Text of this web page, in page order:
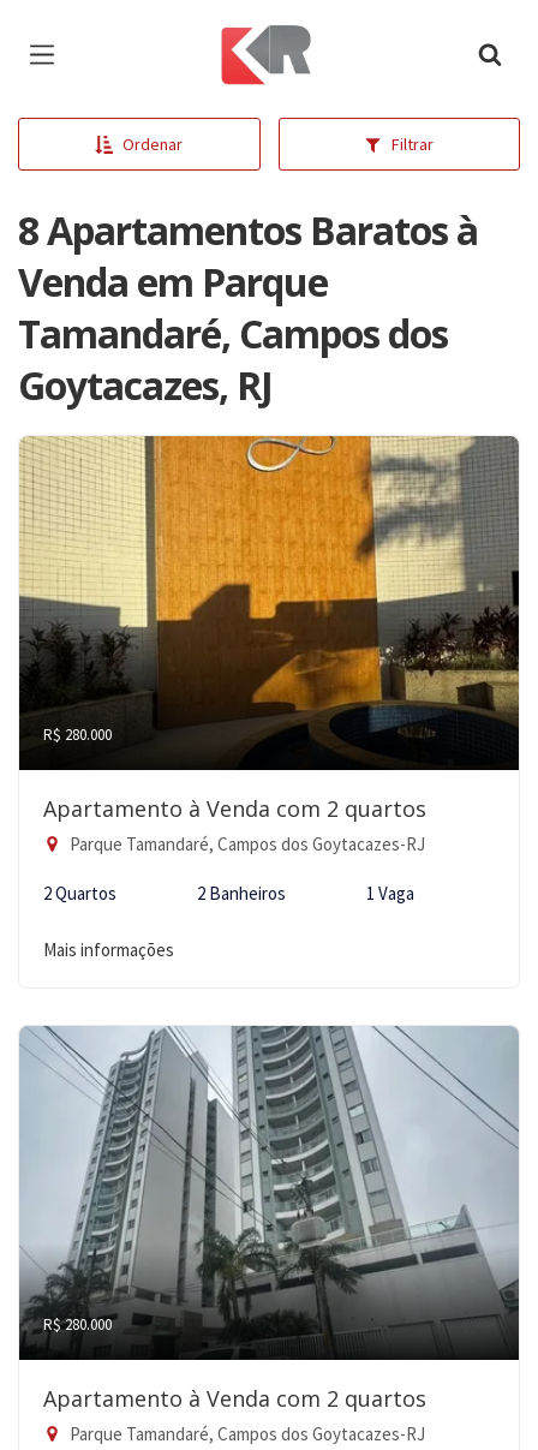
Página inicial
Ordenar Filtrar
8 Apartamentos Baratos à
Venda em Parque
Tamandaré, Campos dos
Goytacazes, RJ
R$ 280.000
Apartamento à Venda com 2 quartos
Parque Tamandaré, Campos dos Goytacazes-RJ
2 Quartos 2 Banheiros 1 Vaga
Mais informações
R$ 280.000
Apartamento à Venda com 2 quartos
Parque Tamandaré, Campos dos Goytacazes-RJ